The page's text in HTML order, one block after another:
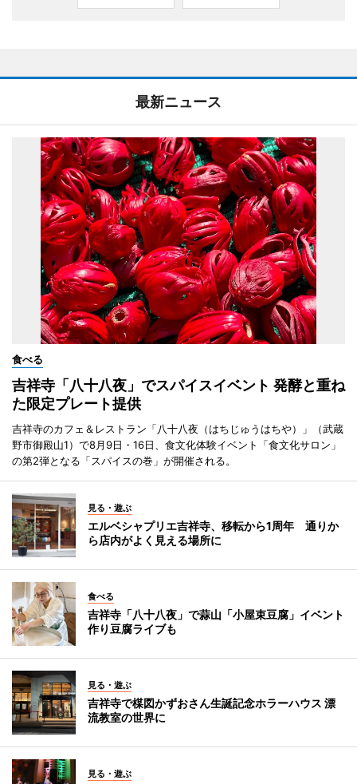
最新ニュース
食べる
吉祥寺「八十八夜」でスパイスイベント 発酵と重ね
た限定プレート提供
吉祥寺のカフェ＆レストラン「八十八夜（はちじゅうはちや）」（武蔵
野市御殿山1）で8月9日・16日、食文化体験イベント「食文化サロン」
の第2弾となる「スパイスの巻」が開催される。
見る・遊ぶ
エルベシャプリエ吉祥寺、移転から1周年 通りか
ら店内がよく見える場所に
食べる
吉祥寺「八十八夜」で蒜山「小屋束豆腐」イベント
作り豆腐ライブも
見る・遊ぶ
吉祥寺で楳図かずおさん生誕記念ホラーハウス 漂
流教室の世界に
見る・遊ぶ